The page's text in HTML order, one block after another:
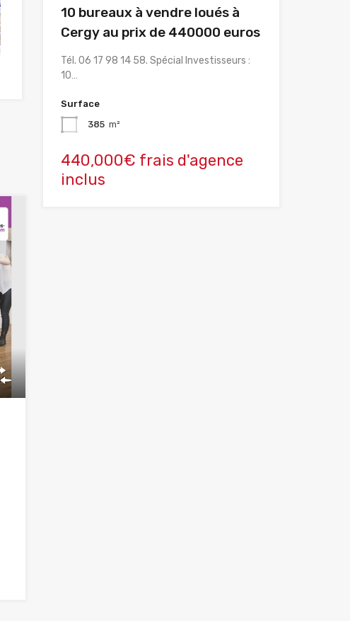
10 bureaux à vendre loués à
Cergy au prix de 440000 euros
Tél. 06 17 98 14 58. Spécial Investisseurs :
10…
Surface
385 m²
440,000€ frais d'agence
inclus